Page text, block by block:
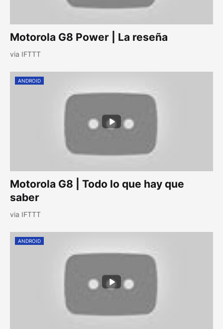
Motorola G8 Power | La reseña
via IFTTT
ANDROID
Motorola G8 | Todo lo que hay que
saber
via IFTTT
ANDROID